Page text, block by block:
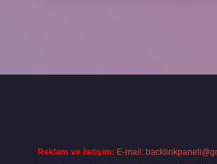
Reklam ve İletişim: E-mail: